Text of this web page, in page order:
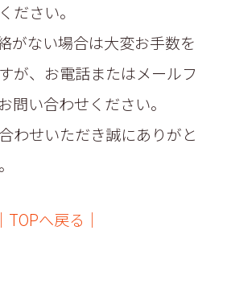
ださい。
がない場合は大変お手数を
が、お電話またはメールフ
問い合わせください。
わせいただき誠にありがと
│TOPへ戻る│